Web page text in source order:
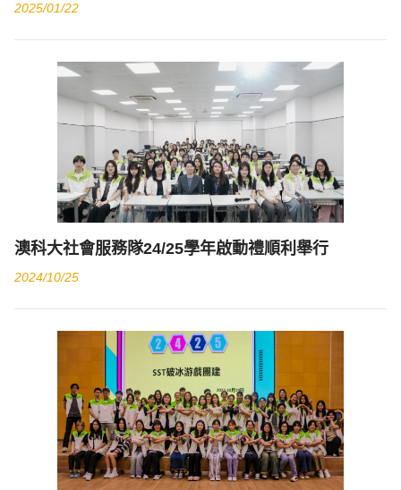
2025/01/22
澳科大社會服務隊24/25學年啟動禮順利舉行
2024/10/25